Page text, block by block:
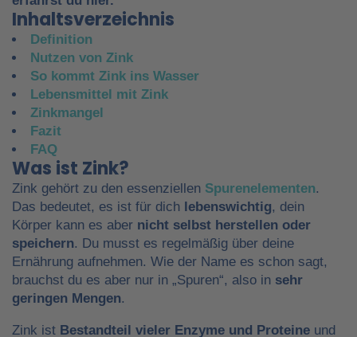
Inhaltsverzeichnis
Definition
Nutzen von Zink
So kommt Zink ins Wasser
Lebensmittel mit Zink
Zinkmangel
Fazit
FAQ
Was ist Zink?
Zink gehört zu den essenziellen Spurenelementen.
Das bedeutet, es ist für dich lebenswichtig, dein
Körper kann es aber nicht selbst herstellen oder
speichern. Du musst es regelmäßig über deine
Ernährung aufnehmen. Wie der Name es schon sagt,
brauchst du es aber nur in „Spuren“, also in sehr
geringen Mengen.
Zink ist Bestandteil vieler Enzyme und Proteine und